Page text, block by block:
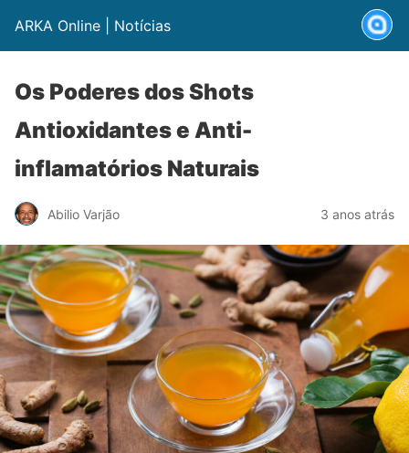
ARKA Online | Notícias
Os Poderes dos Shots
Antioxidantes e Anti-
inflamatórios Naturais
Abilio Varjão 3 anos atrás